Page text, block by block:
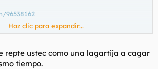
96538162
Haz clic para expandir...
repte ustec como una lagartija a cagar
tiempo.